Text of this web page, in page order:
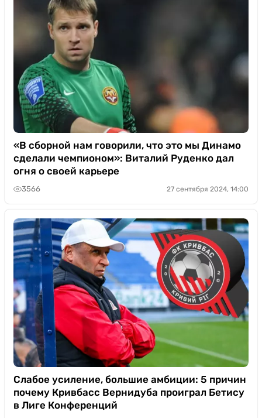
«В сборной нам говорили, что это мы Динамо
сделали чемпионом»: Виталий Руденко дал
огня о своей карьере
3566 27 сентября 2024, 14:00
Слабое усиление, большие амбиции: 5 причин
почему Кривбасс Вернидуба проиграл Бетису
в Лиге Конференций